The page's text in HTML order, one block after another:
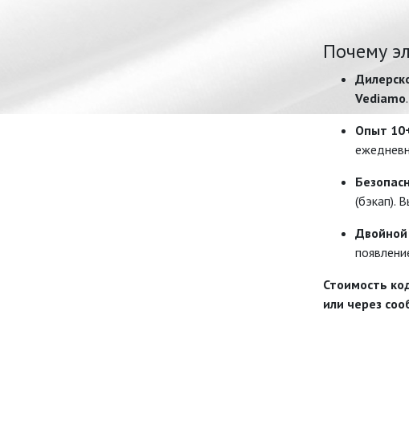
Почему
Vediamo
Опыт
(бэкап).
Двойной
Стоимость
или через